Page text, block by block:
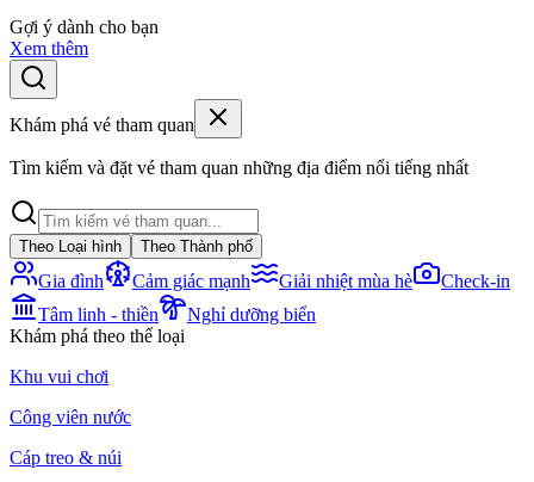
Gợi ý dành cho bạn
Xem thêm
Khám phá vé tham quan
Tìm kiếm và đặt vé tham quan những địa điểm nổi tiếng nhất
Theo Loại hình Theo Thành phố
Gia đình Cảm giác mạnh Giải nhiệt mùa hè
Check-in
Tâm linh - thiền
Nghỉ dưỡng biển
Khám phá theo thể loại
Khu vui chơi
Công viên nước
Cáp treo & núi